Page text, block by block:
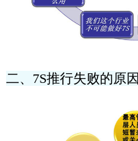
二、7S推行失败的原因